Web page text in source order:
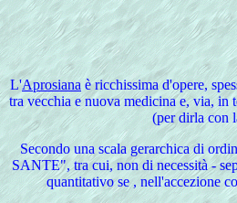
L'Aprosiana è ricchissima d'opere,
tra vecchia e nuova medicina e, via,
(per dirla con
Secondouna scala gerarchica di
SANTE", tra cui, non di necessità -
quantitativo se , nell'accezione